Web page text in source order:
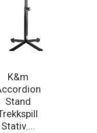
K&m
Stand
Stativ....